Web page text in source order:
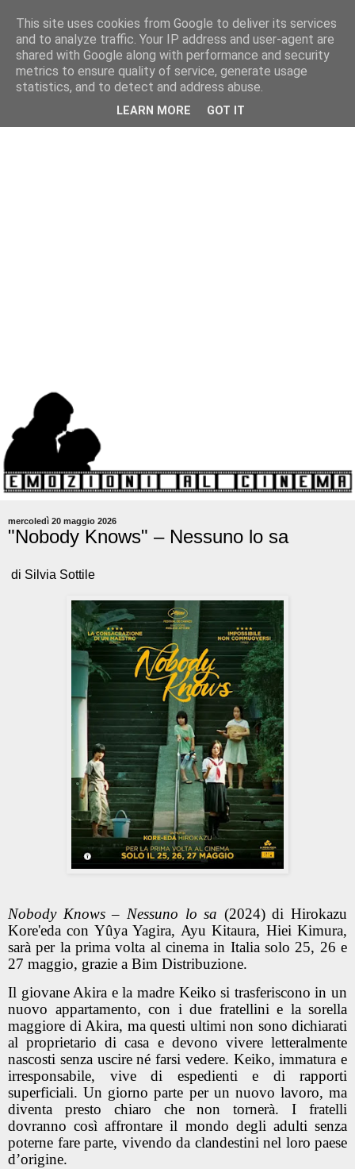
mercoledì 20 maggio 2026
"Nobody Knows" – Nessuno lo sa
di Silvia Sottile
Nobody Knows – Nessuno lo sa (2024) di Hirokazu
Kore'eda con Yûya Yagira, Ayu Kitaura, Hiei Kimura,
sarà per la prima volta al cinema in Italia solo 25, 26 e
27 maggio, grazie a Bim Distribuzione.
Il giovane Akira e la madre Keiko si trasferiscono in un
nuovo appartamento, con i due fratellini e la sorella
maggiore di Akira, ma questi ultimi non sono dichiarati
al proprietario di casa e devono vivere letteralmente
nascosti senza uscire né farsi vedere. Keiko, immatura e
irresponsabile, vive di espedienti e di rapporti
superficiali. Un giorno parte per un nuovo lavoro, ma
diventa presto chiaro che non tornerà. I fratelli
dovranno così affrontare il mondo degli adulti senza
poterne fare parte, vivendo da clandestini nel loro paese
d’origine.
This site uses cookies from Google to deliver its services
and to analyze traffic. Your IP address and user-agent are
shared with Google along with performance and security
metrics to ensure quality of service, generate usage
statistics, and to detect and address abuse.
LEARN MORE GOT IT